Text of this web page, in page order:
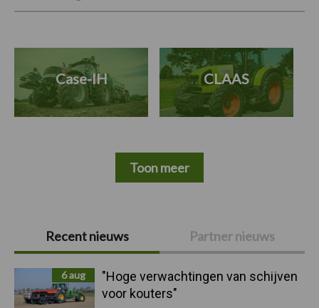
Primaire
Sidebar
Recent nieuws Partner nieuws
6 aug
"Hoge verwachtingen van schijven
voor kouters"
Case-IH CLAAS
Toon meer